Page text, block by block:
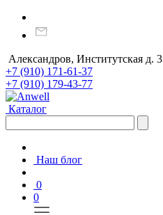
Александров, Институтская д. 3
+7 (910) 171-61-37
+7 (910) 179-43-77
Каталог
Наш блог
0
0